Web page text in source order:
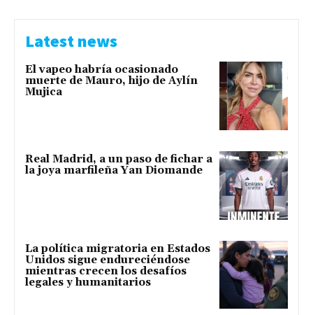
Latest news
El vapeo habría ocasionado
muerte de Mauro, hijo de Aylín
Mujica
Real Madrid, a un paso de fichar a
la joya marfileña Yan Diomande
La política migratoria en Estados
Unidos sigue endureciéndose
mientras crecen los desafíos
legales y humanitarios